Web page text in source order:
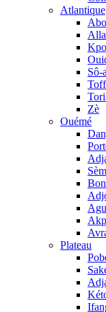
Atlantique
Sô-
Zè
Ouémé
Plateau